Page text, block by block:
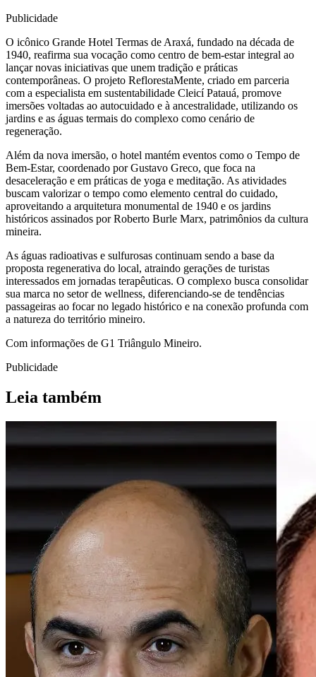
Publicidade
O icônico Grande Hotel Termas de Araxá, fundado na década de
1940, reafirma sua vocação como centro de bem-estar integral ao
lançar novas iniciativas que unem tradição e práticas
contemporâneas. O projeto ReflorestaMente, criado em parceria
com a especialista em sustentabilidade Cleicí Patauá, promove
imersões voltadas ao autocuidado e à ancestralidade, utilizando os
jardins e as águas termais do complexo como cenário de
regeneração.
Além da nova imersão, o hotel mantém eventos como o Tempo de
Bem-Estar, coordenado por Gustavo Greco, que foca na
desaceleração e em práticas de yoga e meditação. As atividades
buscam valorizar o tempo como elemento central do cuidado,
aproveitando a arquitetura monumental de 1940 e os jardins
históricos assinados por Roberto Burle Marx, patrimônios da cultura
mineira.
As águas radioativas e sulfurosas continuam sendo a base da
proposta regenerativa do local, atraindo gerações de turistas
interessados em jornadas terapêuticas. O complexo busca consolidar
sua marca no setor de wellness, diferenciando-se de tendências
passageiras ao focar no legado histórico e na conexão profunda com
a natureza do território mineiro.
Com informações de G1 Triângulo Mineiro.
Publicidade
Leia também